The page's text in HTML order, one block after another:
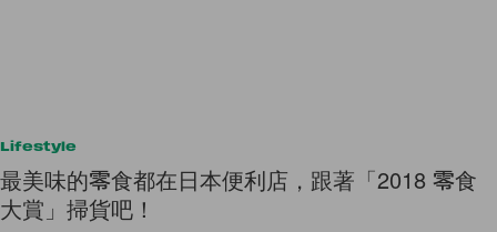
Lifestyle
最美味的零食都在日本便利店，跟著「2018 零食
大賞」掃貨吧！